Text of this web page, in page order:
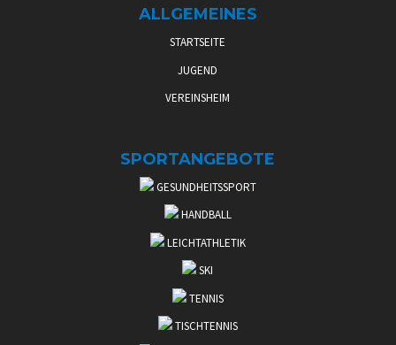
ALLGEMEINES
STARTSEITE
JUGEND
VEREINSHEIM
SPORTANGEBOTE
GESUNDHEITSSPORT
HANDBALL
LEICHTATHLETIK
SKI
TENNIS
TISCHTENNIS